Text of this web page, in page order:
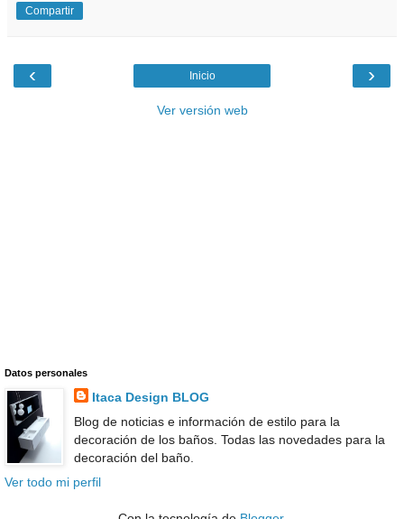
Compartir
‹ ›
Inicio
Ver versión web
Datos personales
Itaca Design BLOG
Blog de noticias e información de estilo para la
decoración de los baños. Todas las novedades para la
decoración del baño.
Ver todo mi perfil